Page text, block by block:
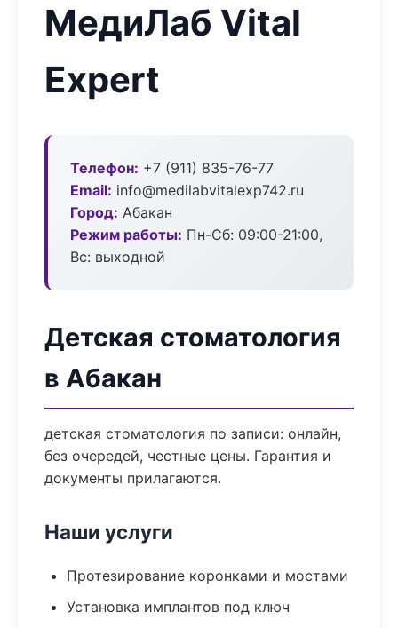
МедиЛаб Vital
Expert
Телефон: +7 (911) 835-76-77
Email: info@medilabvitalexp742.ru
Город: Абакан
Режим работы: Пн-Сб: 09:00-21:00,
Вс: выходной
Детская стоматология
в Абакан
детская стоматология по записи: онлайн,
без очередей, честные цены. Гарантия и
документы прилагаются.
Наши услуги
Протезирование коронками и мостами
Установка имплантов под ключ